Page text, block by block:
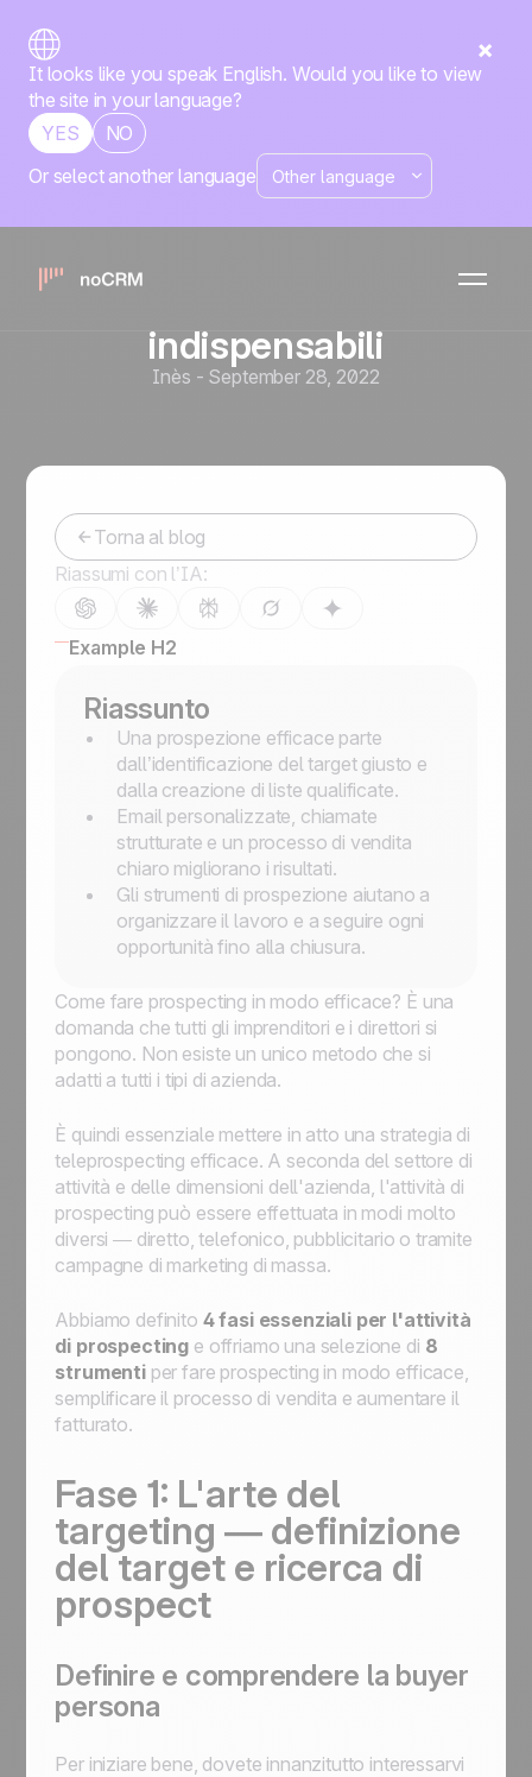
It looks like you speak English. Would you like to view
the site in your language?
YES
NO
Or select another language
Prospecting
Come fare prospecting nel
modo giusto: 4 fasi
indispensabili
Inès - September 28, 2022
Torna al blog
Riassumi con l’IA:
Example H2
Riassunto
Una prospezione efficace parte
dall’identificazione del target giusto e
dalla creazione di liste qualificate.
Email personalizzate, chiamate
strutturate e un processo di vendita
chiaro migliorano i risultati.
Gli strumenti di prospezione aiutano a
organizzare il lavoro e a seguire ogni
opportunità fino alla chiusura.
Come fare prospecting in modo efficace? È una
domanda che tutti gli imprenditori e i direttori si
pongono. Non esiste un unico metodo che si
adatti a tutti i tipi di azienda.
È quindi essenziale mettere in atto una strategia di
teleprospecting efficace. A seconda del settore di
attività e delle dimensioni dell'azienda, l'attività di
prospecting può essere effettuata in modi molto
diversi — diretto, telefonico, pubblicitario o tramite
campagne di marketing di massa.
Abbiamo definito 4 fasi essenziali per l'attività
di prospecting e offriamo una selezione di 8
strumentiper fare prospecting in modo efficace,
semplificare il processo di vendita e aumentare il
fatturato.
Fase 1: L'arte del
targeting — definizione
del target e ricerca di
prospect
Definire e comprendere la buyer
persona
Per iniziare bene, dovete innanzitutto interessarvi